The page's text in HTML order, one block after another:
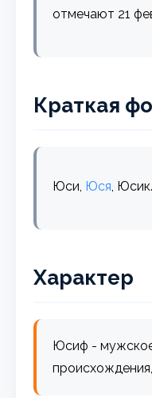
отмечают 21
Краткая
Юси, Юся, Юсик.
Характер
Юсиф -